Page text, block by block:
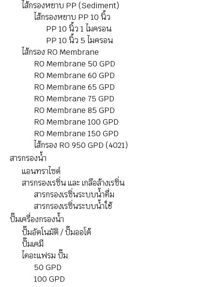
ไส้กรองหยาบ PP (Sediment)
ไส้กรองหยาบ PP 10 นิ้ว
PP 10 นิ้ว 1 ไมครอน
PP 10 นิ้ว 5 ไมครอน
ไส้กรอง RO Membrane
RO Membrane 50 GPD
RO Membrane 60 GPD
RO Membrane 65 GPD
RO Membrane 75 GPD
RO Membrane 85 GPD
RO Membrane 100 GPD
RO Membrane 150 GPD
ไส้กรอง RO 950 GPD (4021)
สารกรองน้ำ
แอนทราไซต์
สารกรองเรซิ่น และ เกลือล้างเรซิ่น
สารกรองเรซิ่นระบบน้ำดื่ม
สารกรองเรซิ่นระบบน้ำใช้
ปั๊มเครื่องกรองนํ้า
ปั๊มอัตโนมัติ / ปั๊มออโต้
ปั๊มเคมี
ไดอะแฟรม ปั๊ม
50 GPD
100 GPD